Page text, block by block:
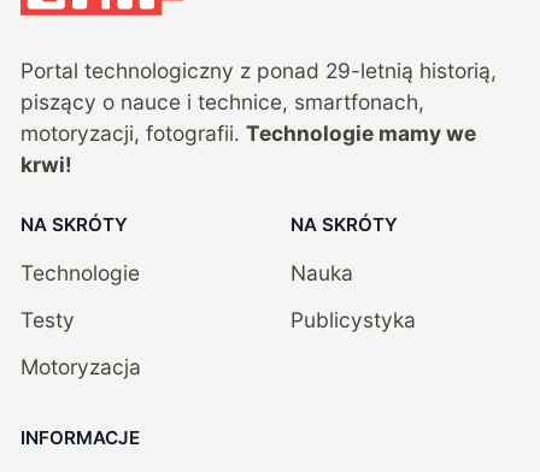
Portal technologiczny z ponad 29-letnią historią,
piszący o nauce i technice, smartfonach,
motoryzacji, fotografii. Technologie mamy we
krwi!
NA SKRÓTY
Technologie
Testy
Motoryzacja
NA SKRÓTY
Nauka
Publicystyka
INFORMACJE